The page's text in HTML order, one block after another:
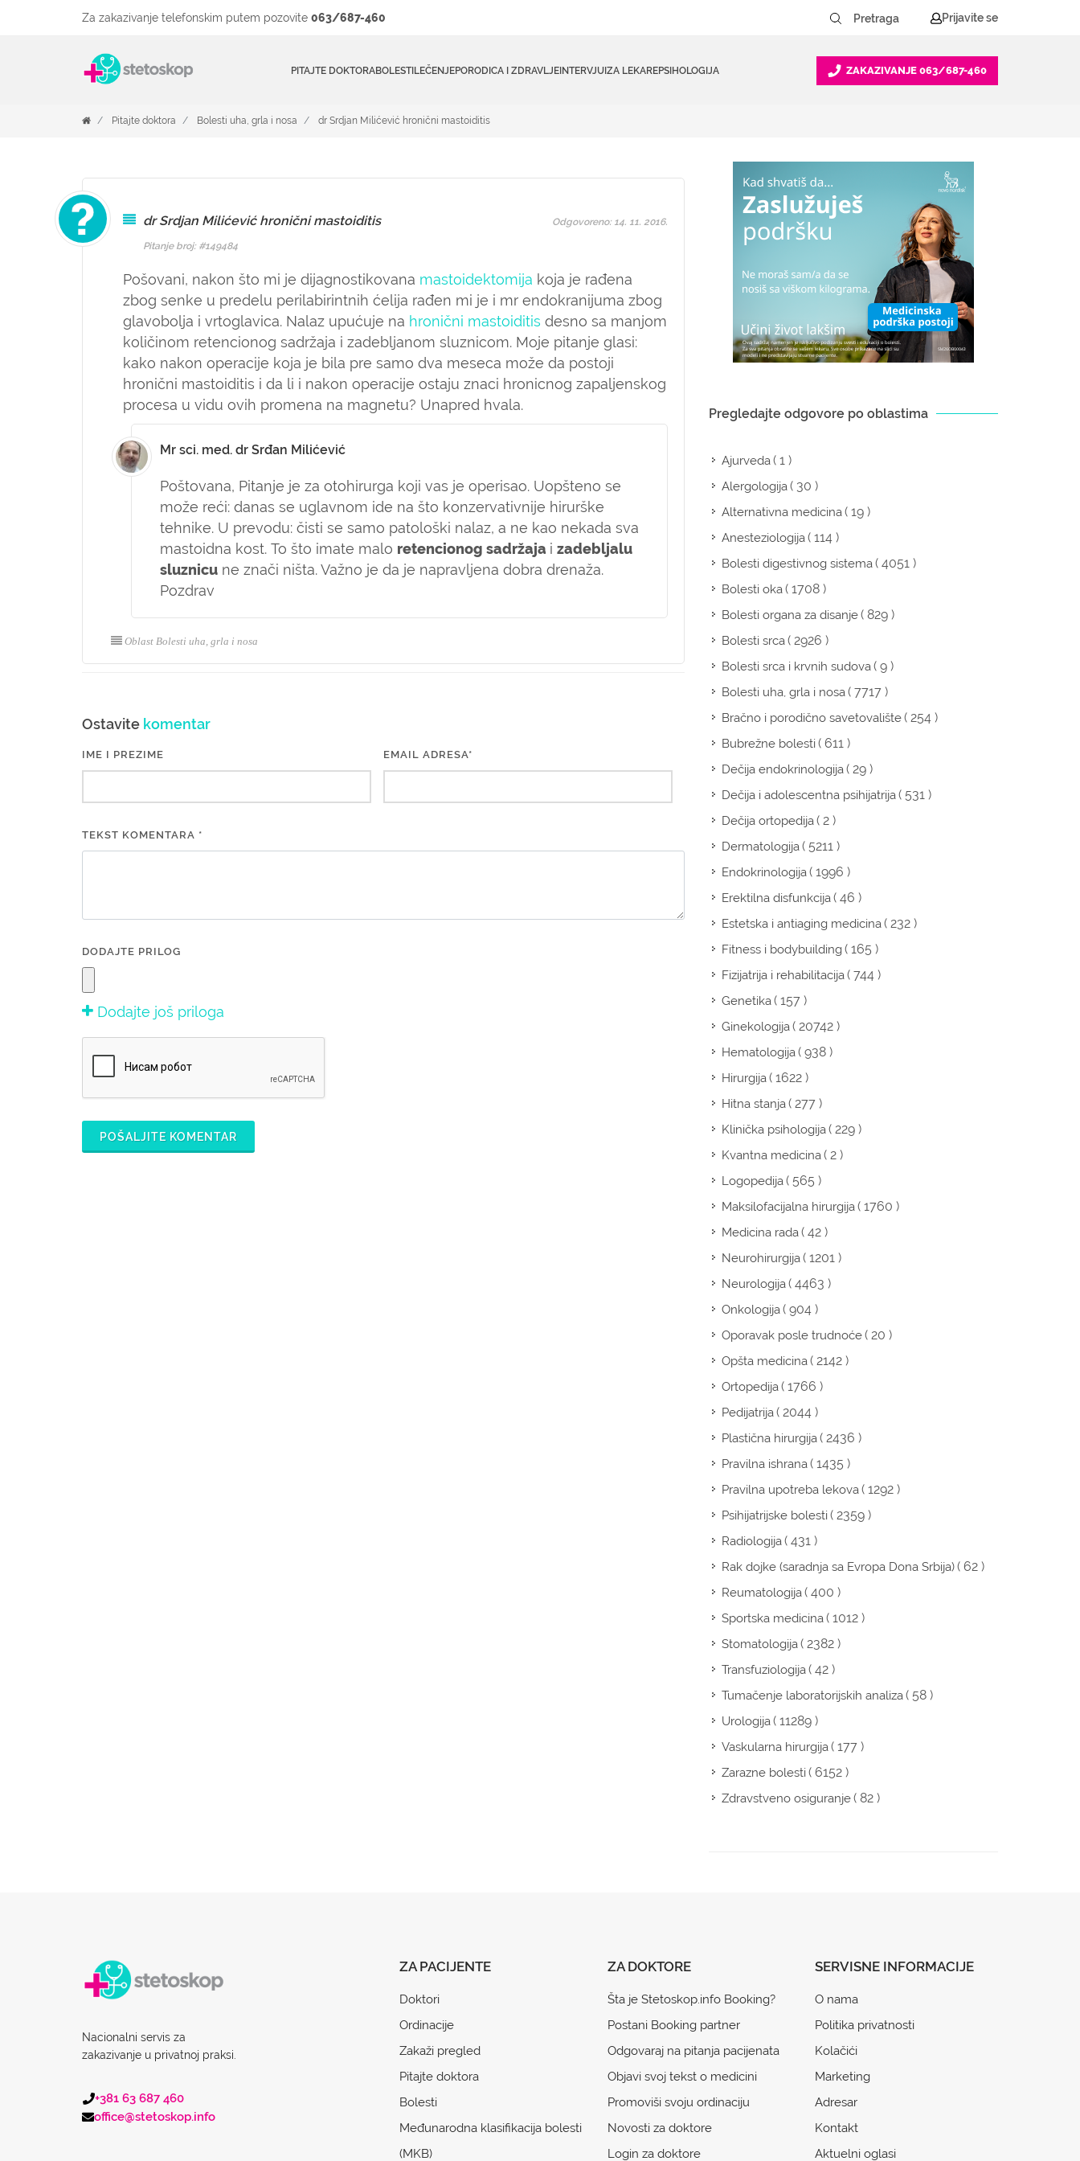
Za zakazivanje telefonskim putem pozovite 063/687-460 Prijavite se
PITAJTE DOKTORABOLESTILEČENJEPORODICA I ZDRAVLJEINTERVJUIZA LEKAREPSIHOLOGIJA ZAKAZIVANJE 063/687-460
Pitajte doktora Bolesti uha, grla i nosa dr Srdjan Milićević hronični mastoiditis
dr Srdjan Milićević hronični mastoiditis
Pitanje broj: #149484
Pošovani, nakon što mi je dijagnostikovana mastoidektomija koja je rađena
zbog senke u predelu perilabirintnih ćelija rađen mi je i mr endokranijuma zbog
glavobolja i vrtoglavica. Nalaz upućuje na hronični mastoiditis desno sa manjom
količinom retencionog sadržaja i zadebljanom sluznicom. Moje pitanje glasi:
kako nakon operacije koja je bila pre samo dva meseca može da postoji
hronični mastoiditis i da li i nakon operacije ostaju znaci hronicnog zapaljenskog
procesa u vidu ovih promena na magnetu? Unapred hvala.
Odgovoreno: 14. 11. 2016.
Mr sci. med. dr Srđan Milićević
Poštovana, Pitanje je za otohirurga koji vas je operisao. Uopšteno se
može reći: danas se uglavnom ide na što konzervativnije hirurške
tehnike. U prevodu: čisti se samo patološki nalaz, a ne kao nekada sva
mastoidna kost. To što imate malo retencionog sadržaja i zadebljalu
sluznicu ne znači ništa. Važno je da je napravljena dobra drenaža.
Pozdrav
Oblast Bolesti uha, grla i nosa
Ostavite komentar
IME I PREZIME EMAIL ADRESA*
TEKST KOMENTARA *
DODAJTE PRILOG
Dodajte još priloga
POŠALJITE KOMENTAR
Pregledajte odgovore po oblastima
Ajurveda( 1 )
Alergologija( 30 )
Alternativna medicina( 19 )
Anesteziologija( 114 )
Bolesti digestivnog sistema( 4051 )
Bolesti oka( 1708 )
Bolesti organa za disanje( 829 )
Bolesti srca( 2926 )
Bolesti srca i krvnih sudova( 9 )
Bolesti uha, grla i nosa( 7717 )
Bračno i porodično savetovalište( 254 )
Bubrežne bolesti( 611 )
Dečija endokrinologija( 29 )
Dečija i adolescentna psihijatrija( 531 )
Dečija ortopedija( 2 )
Dermatologija( 5211 )
Endokrinologija( 1996 )
Erektilna disfunkcija( 46 )
Estetska i antiaging medicina( 232 )
Fitness i bodybuilding( 165 )
Fizijatrija i rehabilitacija( 744 )
Genetika( 157 )
Ginekologija( 20742 )
Hematologija( 938 )
Hirurgija( 1622 )
Hitna stanja( 277 )
Klinička psihologija( 229 )
Kvantna medicina( 2 )
Logopedija( 565 )
Maksilofacijalna hirurgija( 1760 )
Medicina rada( 42 )
Neurohirurgija( 1201 )
Neurologija( 4463 )
Onkologija( 904 )
Oporavak posle trudnoće( 20 )
Opšta medicina( 2142 )
Ortopedija( 1766 )
Pedijatrija( 2044 )
Plastična hirurgija( 2436 )
Pravilna ishrana( 1435 )
Pravilna upotreba lekova( 1292 )
Psihijatrijske bolesti( 2359 )
Radiologija( 431 )
Rak dojke (saradnja sa Evropa Dona Srbija)( 62 )
Reumatologija( 400 )
Sportska medicina( 1012 )
Stomatologija( 2382 )
Transfuziologija( 42 )
Tumačenje laboratorijskih analiza( 58 )
Urologija( 11289 )
Vaskularna hirurgija( 177 )
Zarazne bolesti( 6152 )
Zdravstveno osiguranje( 82 )
Nacionalni servis za
zakazivanje u privatnoj praksi.
+381 63 687 460
office@stetoskop.info
ZA PACIJENTE
Doktori
Ordinacije
Zakaži pregled
Pitajte doktora
Bolesti
Međunarodna klasifikacija bolesti
(MKB)
ZA DOKTORE
Šta je Stetoskop.info Booking?
Postani Booking partner
Odgovaraj na pitanja pacijenata
Objavi svoj tekst o medicini
Promoviši svoju ordinaciju
Novosti za doktore
Login za doktore
SERVISNE INFORMACIJE
O nama
Politika privatnosti
Kolačići
Marketing
Adresar
Kontakt
Aktuelni oglasi